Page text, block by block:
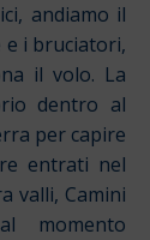
andiamo il
e i bruciatori,
il volo. La
dentro al
per capire
entrati nel
valli, Camini
momento